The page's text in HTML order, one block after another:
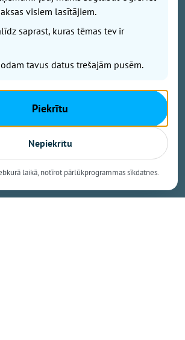
"Bez liekiem vārdiem". Tā kā
šobrīd veic būtiskus
autoceļa A6, satiksme Ikšķiles
un iespējami ilgāki
ieplānot savlaicīgi!
pieejamas:
visiem lasītājiem.
saprast, kuras tēmas tev ir
tavus datus trešajām pusēm.
Piekrītu
Nepiekrītu
laikā, notīrot pārlūkprogrammas sīkdatnes.